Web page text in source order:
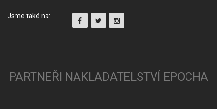
Jsme také na:
PARTNEŘI NAKLADATELSTVÍ EPOCHA